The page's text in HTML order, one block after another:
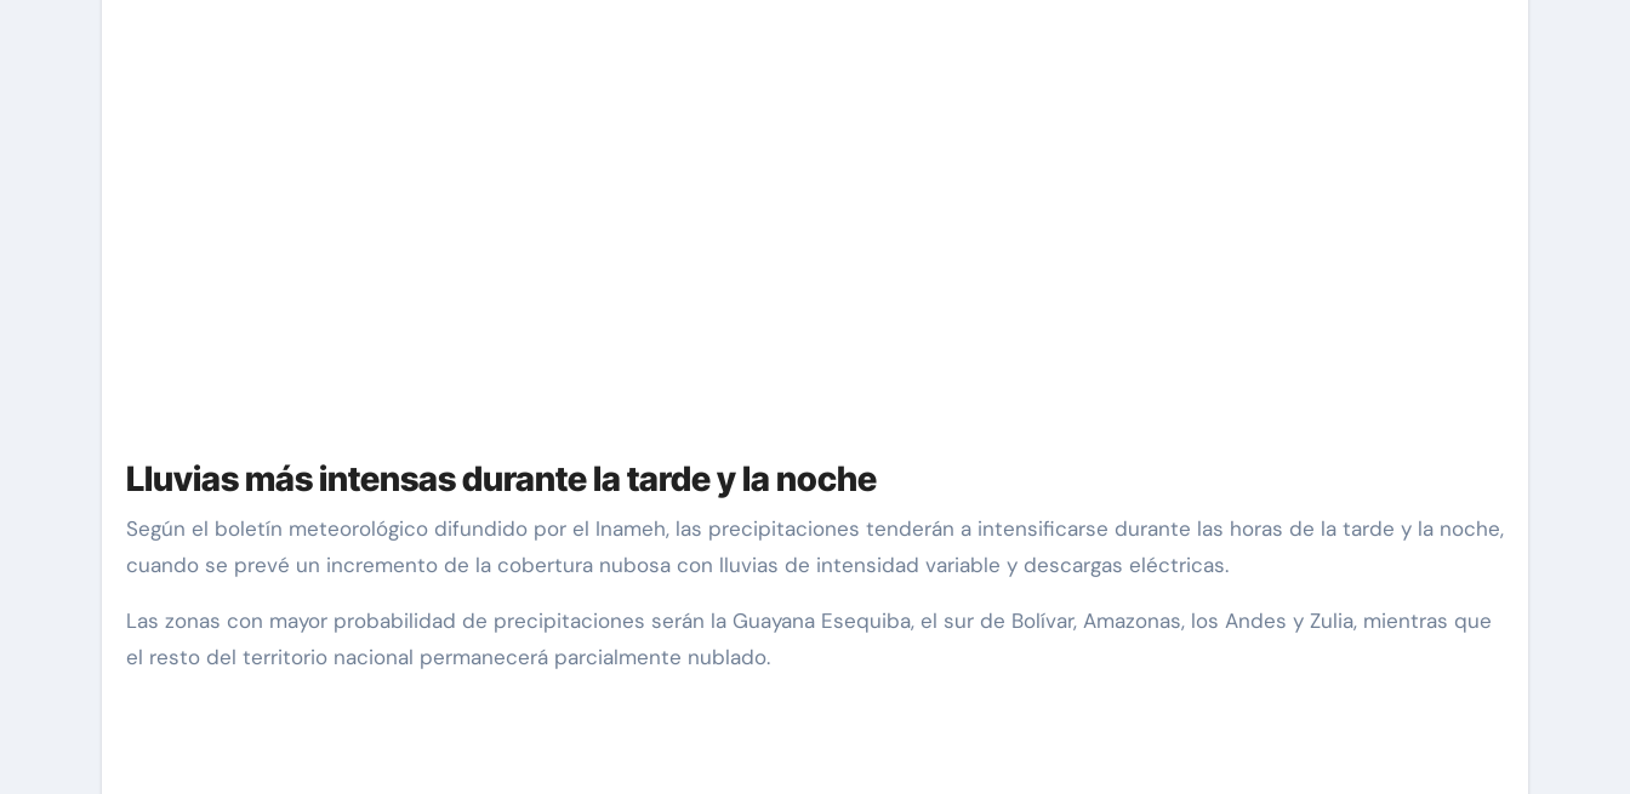
Lluvias más intensas durante la tarde y la noche
Según el boletín meteorológico difundido por el Inameh, las precipitaciones tenderán a intensificarse durante las horas de la tarde y la noche,
cuando se prevé un incremento de la cobertura nubosa con lluvias de intensidad variable y descargas eléctricas.
Las zonas con mayor probabilidad de precipitaciones serán la Guayana Esequiba, el sur de Bolívar, Amazonas, los Andes y Zulia, mientras que
el resto del territorio nacional permanecerá parcialmente nublado.